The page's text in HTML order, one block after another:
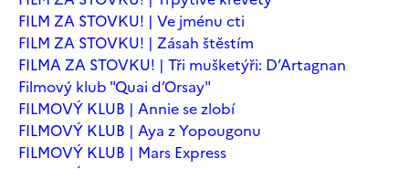
FILM ZA STOVKU! | Ve jménu cti
FILM ZA STOVKU! | Zásah štěstím
FILMA ZA STOVKU! | Tři mušketýři: D’Artagnan
Filmový klub "Quai d’Orsay"
FILMOVÝ KLUB | Annie se zlobí
FILMOVÝ KLUB | Aya z Yopougonu
FILMOVÝ KLUB | Mars Express